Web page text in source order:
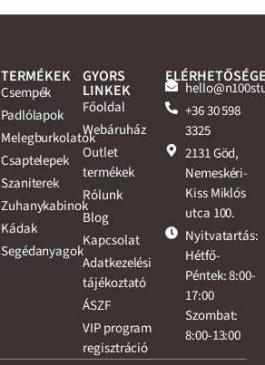
TERMÉKEK
Csempék
Padlólapok
Melegburkolatok
Csaptelepek
Szaniterek
Zuhanykabinok
Kádak
Segédanyagok
GYORS
LINKEK
Főoldal
Webáruház
Outlet
termékek
Rólunk
Blog
Kapcsolat
Adatkezelési
tájékoztató
ÁSZF
VIP program
regisztráció
+36 30 598
3325
2131 Göd,
Nemeskéri-
Kiss Miklós
utca 100.
Nyitvatartás:
Hétfő-
Péntek: 8:00-
17:00
Szombat:
8:00-13:00